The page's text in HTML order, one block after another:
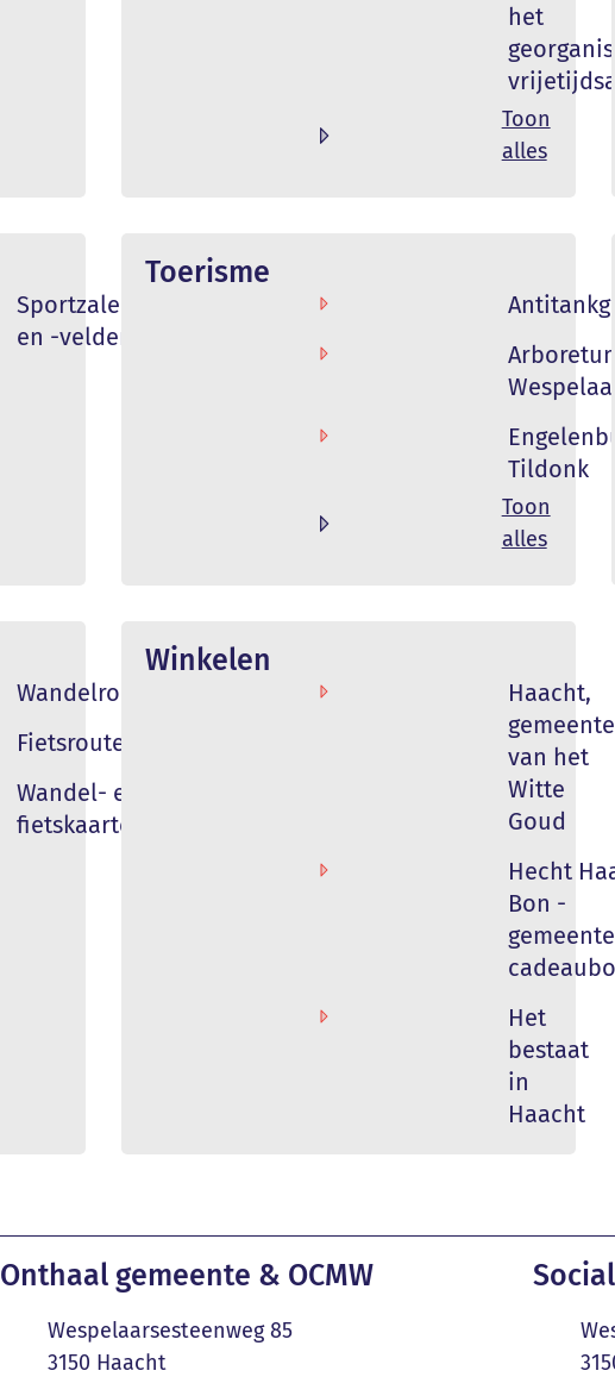
het
Toon
alles
Sportzalen
en -velden
Toerisme
Arboretum
Wespelaar
Tildonk
Toon
alles
Wandelroutes
Fietsroutes
Wandel- en
fietskaarten
Winkelen
Haacht,
gemeente
van het
Witte
Goud
Hecht
Bon -
Het
bestaat
in
Haacht
Contact & openingsuren
Onthaal gemeente & OCMW
AdresWespelaarsesteenweg 85
,3150 Haacht
Adres
,